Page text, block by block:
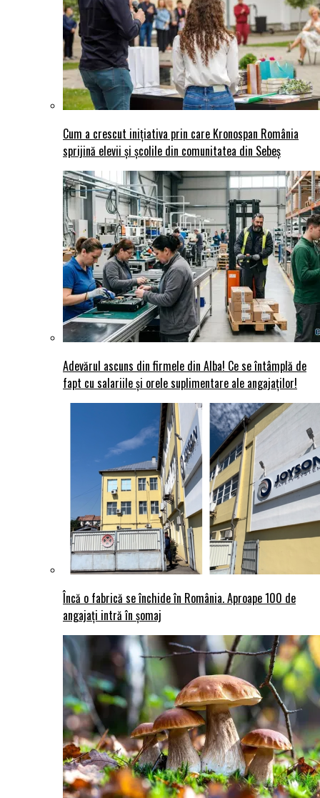
Cum a crescut inițiativa prin care Kronospan România
sprijină elevii și școlile din comunitatea din Sebeș
Adevărul ascuns din firmele din Alba! Ce se întâmplă de
fapt cu salariile și orele suplimentare ale angajaților!
Încă o fabrică se închide în România. Aproape 100 de
angajați intră în șomaj